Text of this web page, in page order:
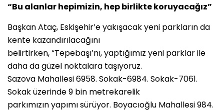
“Bu alanlar hepimizin, hep birlikte koruyacağız”
Başkan Ataç, Eskişehir’e yakışacak yeni parkların da
kente kazandırılacağını
belirtirken, “Tepebaşı’nı, yaptığımız yeni parklar ile
daha da güzel noktalara taşıyoruz.
Sazova Mahallesi 6958. Sokak-6984. Sokak-7061.
Sokak üzerinde 9 bin metrekarelik
parkımızın yapımı sürüyor. Boyacıoğlu Mahallesi 984.